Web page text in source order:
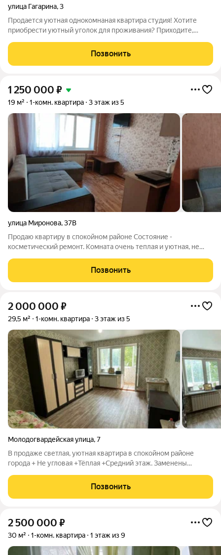
улица Гагарина,3
Продается уютная однокомнаная квартира студия! Хотите
приобрести уютный уголок для проживания? Приходите,
площадью 19 кв м есть все для проживания: кухонная зона,
санузел совмещенный, отделанный
Позвонить
1 250 000 ₽
19 м² 1-комн. квартира 3 этаж из 5
улица Миронова,37В
Продаю квартиру в спокойном районе Состояние -
косметический ремонт. Комната очень теплая и уютная, не
полу линолеум, заменена входная дверь Очень удачная
локация дома с развитой
Позвонить
2 000 000 ₽
29,5 м² 1-комн. квартира 3 этаж из 5
Молодогвардейская улица,7
В продаже светлая, уютная квартира в спокойном районе
города + Не угловая +Тёплая +Средний этаж. Заменены
балкон, остекление под ключ с выносом. Продаётся с мебелью
и техникой. Состояние квартиры
Позвонить
2 500 000 ₽
30 м² 1-комн. квартира 1 этаж из 9